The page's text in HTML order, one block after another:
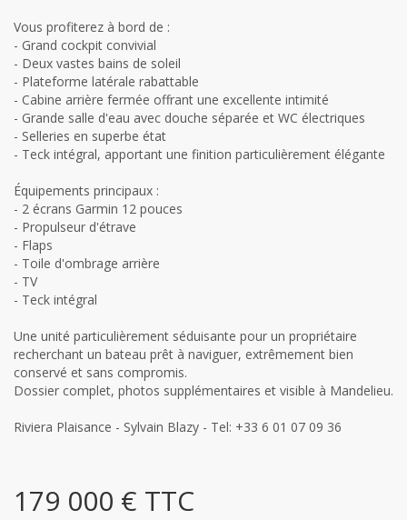
Vous profiterez à bord de :
- Grand cockpit convivial
- Deux vastes bains de soleil
- Plateforme latérale rabattable
- Cabine arrière fermée offrant une excellente intimité
- Grande salle d'eau avec douche séparée et WC électriques
- Selleries en superbe état
- Teck intégral, apportant une finition particulièrement élégante
Équipements principaux :
- 2 écrans Garmin 12 pouces
- Propulseur d'étrave
- Flaps
- Toile d'ombrage arrière
- TV
- Teck intégral
Une unité particulièrement séduisante pour un propriétaire
recherchant un bateau prêt à naviguer, extrêmement bien
conservé et sans compromis.
Dossier complet, photos supplémentaires et visible à Mandelieu.
Riviera Plaisance - Sylvain Blazy - Tel: +33 6 01 07 09 36
179 000 € TTC